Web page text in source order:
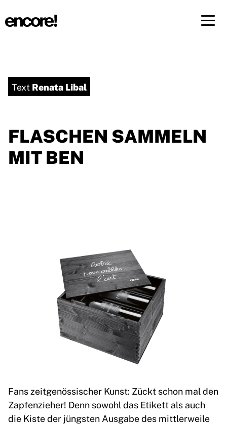
Text Renata Libal
FLASCHEN SAMMELN
MIT BEN
Fans zeitgenössischer Kunst: Zückt schon mal den
Zapfenzieher! Denn sowohl das Etikett als auch
die Kiste der jüngsten Ausgabe des mittlerweile